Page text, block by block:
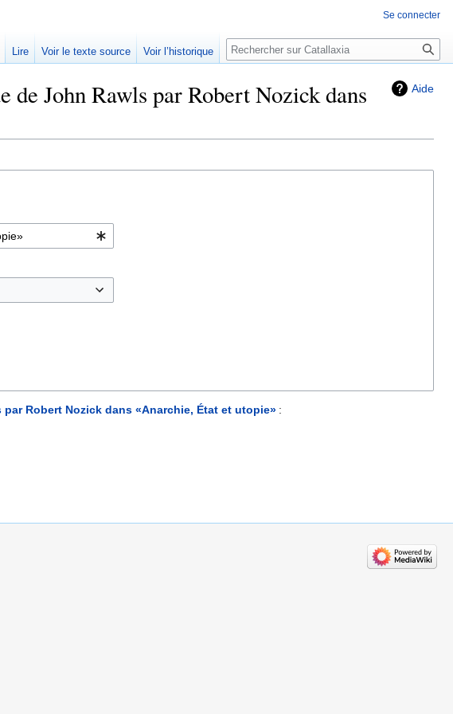
Aide
John Rawls par Robert Nozick dans
Robert Nozick dans «Anarchie, État et utopie» :
Se connecter
Lire Voir le texte source Voir l’historique Rechercher